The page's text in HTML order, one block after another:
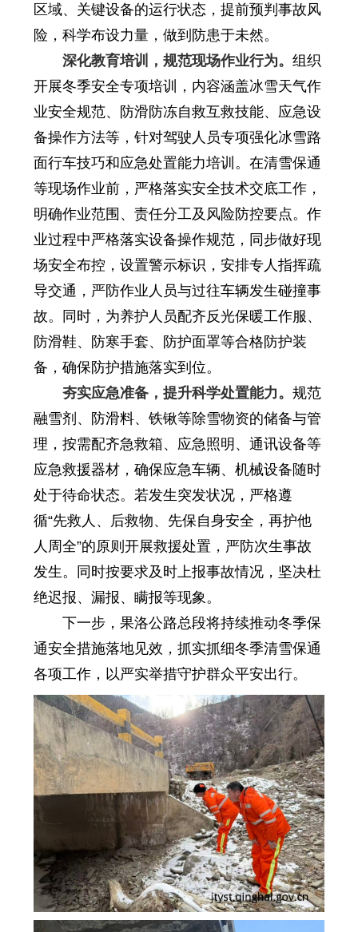
区域、关键设备的运行状态，提前预判事故风
险，科学布设力量，做到防患于未然。
深化教育培训，规范现场作业行为。组织
开展冬季安全专项培训，内容涵盖冰雪天气作
业安全规范、防滑防冻自救互救技能、应急设
备操作方法等，针对驾驶人员专项强化冰雪路
面行车技巧和应急处置能力培训。在清雪保通
等现场作业前，严格落实安全技术交底工作，
明确作业范围、责任分工及风险防控要点。作
业过程中严格落实设备操作规范，同步做好现
场安全布控，设置警示标识，安排专人指挥疏
导交通，严防作业人员与过往车辆发生碰撞事
故。同时，为养护人员配齐反光保暖工作服、
防滑鞋、防寒手套、防护面罩等合格防护装
备，确保防护措施落实到位。
夯实应急准备，提升科学处置能力。规范
融雪剂、防滑料、铁锹等除雪物资的储备与管
理，按需配齐急救箱、应急照明、通讯设备等
应急救援器材，确保应急车辆、机械设备随时
处于待命状态。若发生突发状况，严格遵
循“先救人、后救物、先保自身安全，再护他
人周全”的原则开展救援处置，严防次生事故
发生。同时按要求及时上报事故情况，坚决杜
绝迟报、漏报、瞒报等现象。
下一步，果洛公路总段将持续推动冬季保
通安全措施落地见效，抓实抓细冬季清雪保通
各项工作，以严实举措守护群众平安出行。